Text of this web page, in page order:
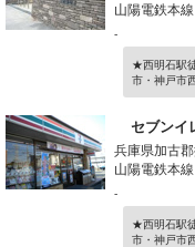
山陽電鉄本
-
★西明石駅
市・神戸市
セブンイ
兵庫県加古
山陽電鉄本
-
★西明石駅
市・神戸市